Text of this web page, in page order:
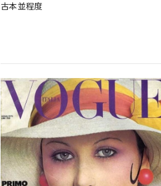
古本並程度